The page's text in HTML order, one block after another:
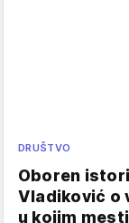
DRUŠTVO
Oboren
Vladiković o
u kojim